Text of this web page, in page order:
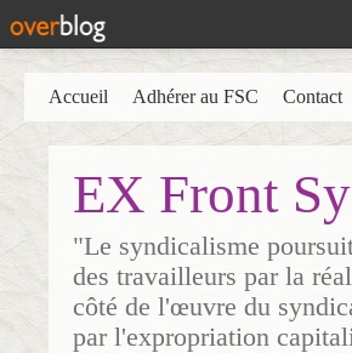
EX Front
"Le syndicalisme
des travailleurs par la
côté de l'œuvre du
par l'expropriation
Accueil Adhérer au FSC Contact